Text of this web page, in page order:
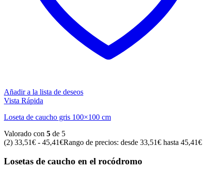
Añadir a la lista de deseos
Vista Rápida
Loseta de caucho gris 100×100 cm
Valorado con 5 de 5
(2) 33,51€ - 45,41€Rango de precios: desde 33,51€ hasta 45,41€
Losetas de caucho en el rocódromo